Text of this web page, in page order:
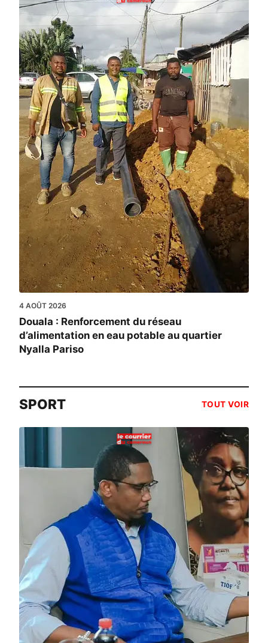
4 AOÛT 2026
Douala : Renforcement du réseau
d’alimentation en eau potable au quartier
Nyalla Pariso
SPORT TOUT VOIR